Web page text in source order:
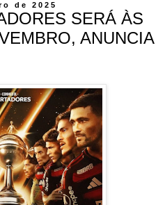
de 2025
SERÁ ÀS
ANUNCIA